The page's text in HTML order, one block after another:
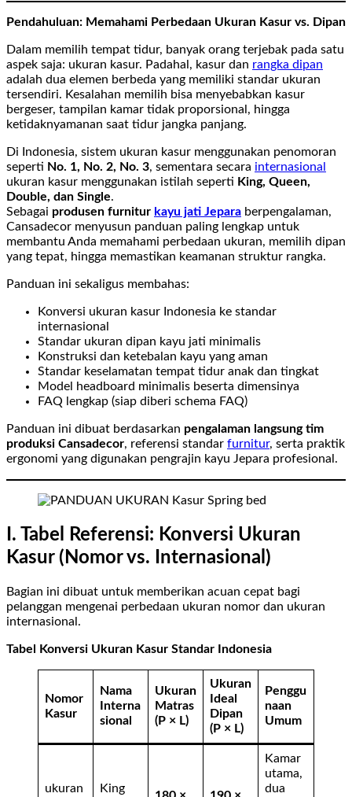
Pendahuluan: Memahami Perbedaan Ukuran Kasur vs. Dipan
Dalam memilih tempat tidur, banyak orang terjebak pada satu
aspek saja: ukuran kasur. Padahal, kasur dan rangka dipan
adalah dua elemen berbeda yang memiliki standar ukuran
tersendiri. Kesalahan memilih bisa menyebabkan kasur
bergeser, tampilan kamar tidak proporsional, hingga
ketidaknyamanan saat tidur jangka panjang.
Di Indonesia, sistem ukuran kasur menggunakan penomoran
seperti No. 1, No. 2, No. 3, sementara secara internasional
ukuran kasur menggunakan istilah seperti King, Queen,
Double, dan Single.
Sebagai produsen furnitur kayu jati Jepara berpengalaman,
Cansadecor menyusun panduan paling lengkap untuk
membantu Anda memahami perbedaan ukuran, memilih dipan
yang tepat, hingga memastikan keamanan struktur rangka.
Panduan ini sekaligus membahas:
Konversi ukuran kasur Indonesia ke standar
internasional
Standar ukuran dipan kayu jati minimalis
Konstruksi dan ketebalan kayu yang aman
Standar keselamatan tempat tidur anak dan tingkat
Model headboard minimalis beserta dimensinya
FAQ lengkap (siap diberi schema FAQ)
Panduan ini dibuat berdasarkan pengalaman langsung tim
produksi Cansadecor, referensi standar furnitur, serta praktik
ergonomi yang digunakan pengrajin kayu Jepara profesional.
I. Tabel Referensi: Konversi Ukuran
Kasur (Nomor vs. Internasional)
Bagian ini dibuat untuk memberikan acuan cepat bagi
pelanggan mengenai perbedaan ukuran nomor dan ukuran
internasional.
Tabel Konversi Ukuran Kasur Standar Indonesia
Nomor
Kasur
Nama
Interna
sional
Ukuran
Matras
(P × L)
Ukuran
Ideal
Dipan
(P × L)
Penggu
naan
Umum
ukuran King
Kamar
utama,
dua